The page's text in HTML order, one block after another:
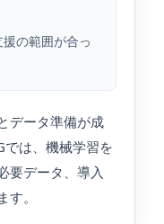
の範囲が合っ
データ準備が成
では、機械学習を
要データ、導入
。